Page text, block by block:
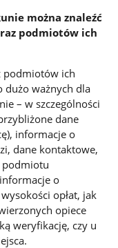
można znaleźć
podmiotów ich
podmiotów ich
dużo ważnych dla
– w szczególności
dane
informacje o
dane kontaktowe,
podmiotu
o
opłat, jak
opiece
weryfikację, czy u